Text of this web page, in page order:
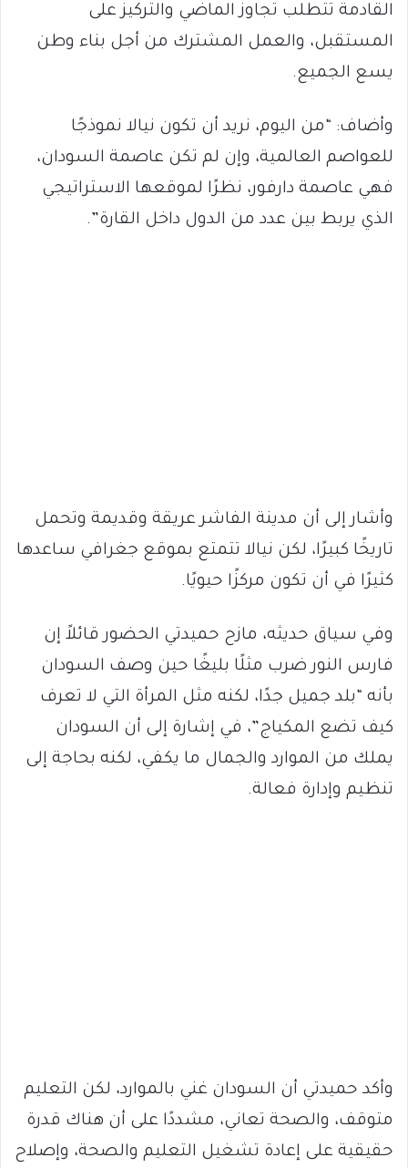
القادمة تتطلب تجاوز الماضي والتركيز على
المستقبل، والعمل المشترك من أجل بناء وطن
يسع الجميع.
وأضاف: “من اليوم، نريد أن تكون نيالا نموذجًا
للعواصم العالمية، وإن لم تكن عاصمة السودان،
فهي عاصمة دارفور، نظرًا لموقعها الاستراتيجي
الذي يربط بين عدد من الدول داخل القارة”.
وأشار إلى أن مدينة الفاشر عريقة وقديمة وتحمل
تاريخًا كبيرًا، لكن نيالا تتمتع بموقع جغرافي ساعدها
كثيرًا في أن تكون مركزًا حيويًا.
وفي سياق حديثه، مازح حميدتي الحضور قائلاً إن
فارس النور ضرب مثلًا بليغًا حين وصف السودان
بأنه “بلد جميل جدًا، لكنه مثل المرأة التي لا تعرف
كيف تضع المكياج”، في إشارة إلى أن السودان
يملك من الموارد والجمال ما يكفي، لكنه بحاجة إلى
تنظيم وإدارة فعالة.
وأكد حميدتي أن السودان غني بالموارد، لكن التعليم
متوقف، والصحة تعاني، مشددًا على أن هناك قدرة
حقيقية على إعادة تشغيل التعليم والصحة، وإصلاح